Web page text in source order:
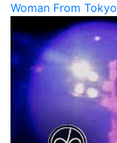
Woman From Tokyo